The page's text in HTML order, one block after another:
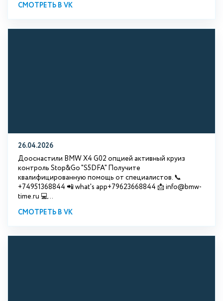
СМОТРЕТЬ В VK
26.04.2026
Дооснастили BMW X4 G02 опцией активный круиз
контроль Stop&Go "S5DFA" Получите
квалифицированную помощь от специалистов. 📞
+74951368844 📲 what's app+79623668844 📩 info@bmw-
time.ru 💻...
СМОТРЕТЬ В VK